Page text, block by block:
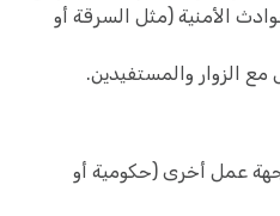
الأمنية (مثل السرقة أو
الزوار والمستفيدين.
جهة عمل أخرى (حكومية أو